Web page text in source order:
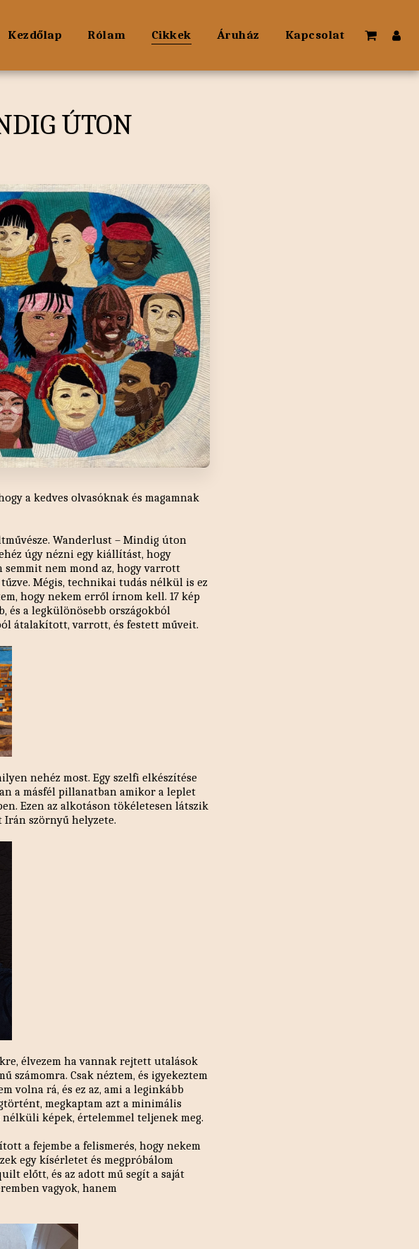
Kezdőlap Rólam Cikkek Áruház Kapcsolat
ÚTON
a kedves olvasóknak és magamnak
Wanderlust – Mindig úton
úgy nézni egy kiállítást, hogy
semmit nem mond az, hogy varrott
tűzve. Mégis, technikai tudás nélkül is ez
hogy nekem erről írnom kell. 17 kép
és a legkülönösebb országokból
átalakított, varrott, és festett műveit.
nehéz most. Egy szelfi elkészítése
a másfél pillanatban amikor a leplet
Ezen az alkotáson tökéletesen látszik
Irán szörnyű helyzete.
élvezem ha vannak rejtett utalások
számomra. Csak néztem, és igyekeztem
volna rá, és ez az, ami a leginkább
megkaptam azt a minimális
képek, értelemmel teljenek meg.
a fejembe a felismerés, hogy nekem
egy kísérletet és megpróbálom
előtt, és az adott mű segít a saját
vagyok, hanem